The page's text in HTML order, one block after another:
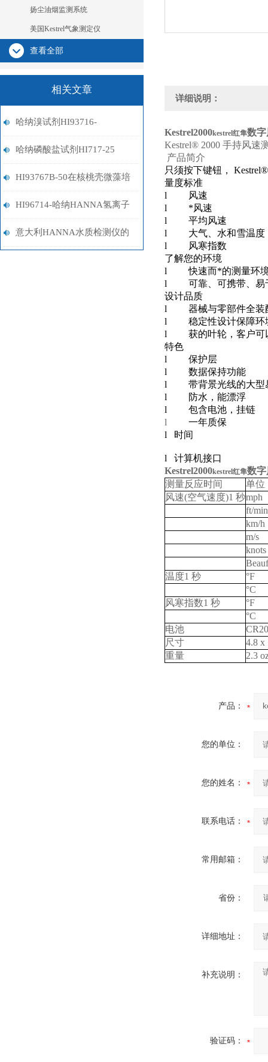
扬尘油烟监测系统
美国Kestrel气象测定仪
查看全部
相关文章
哈纳溴试剂HI93716-
01/HI93716-03
哈纳磷酸盐试剂HI717-25
HI93767B-50在核桃壳微藻培
养基中N利用率检测应用
HI96714-哈纳HANNA氢离子
计
意大利HANNA水质检测仪的
详细说明：
Kestrel2000kestrel红隼数
Kestrel® 2000 手持风速
产品简介
只须按下键钮，
量度标准
l
风速
l
*风速
l
平均风速
l
大气、水和雪温度
l
风寒指数
了解您的环境
l
快速而*的测量环
l
可靠、可携带、易
设计品质
l
器械与零部件全装
l
稳定性设计保障
l
获的叶轮，客户可
特色
l
保护层
l
数据保持功能
l
带背景光线的大型
l
防水，能漂浮
l
包含电池，挂链
l
一年质保
l 时间
l 计算机接口
Kestrel2000kestrel红隼数
测量反应时间
单位
风速(空气速度)1 秒mph
ft/min
km/h
m/s
knots
温度1 秒
°F
°C
风寒指数1 秒
°F
°C
电池
尺寸
4.8 x
重量
2.3
产品：
您的单位：
您的姓名：
联系电话：
常用邮箱：
省份：
详细地址：
补充说明：
验证码：